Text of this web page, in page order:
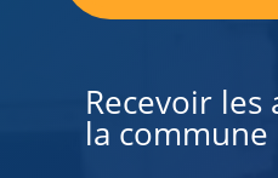
Recevoir les
la commune